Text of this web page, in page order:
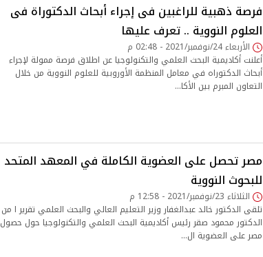
فرصة ذهبية للراغبين فى إجراء أبحاث الدكتوراة فى
العلوم النووية .. تعرف عليها
الأربعاء 24/نوفمبر/2021 - 02:48 م
أعلنت أكاديمية البحث العلمي والتكنولوجيا عن اطلاق فرصة ممولة لإجراء
أبحاث الدكتوراه في معامل المنظمة الأوروبية للعلوم النووية من خلال
التعاون المبرم بين الأكا…
مصر تحصل على العضوية الكاملة في المعهد المتحد
للبحوث النووية
الثلاثاء 23/نوفمبر/2021 - 12:58 م
تلقى الدكتور خالد عبدالغفار وزير التعليم العالي والبحث العلمي تقرير ا من
الدكتور محمود صقر رئيس أكاديمية البحث العلمي والتكنولوجيا حول حصول
مصر على العضوية ال…